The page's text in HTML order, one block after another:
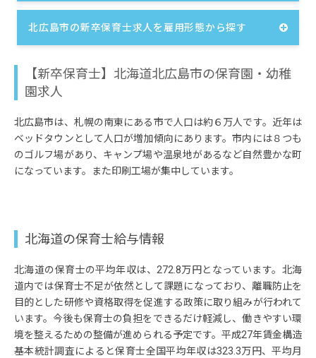
北広島市の新卒保育士求人を雇用形態から探す
【新卒保育士】北海道北広島市の保育園・幼稚
園求人
北広島市は、札幌の南東にある市で人口は約６万人です。近年は
ベッドタウンとして人口が増加傾向にあります。市内には８つも
のゴルフ場があり、キャンプ場や温泉地があるなど自然豊かな町
になっています。また印刷工場が集中しています。
北海道の保育士給与情報
北海道の保育士の平均年収は、272.8万円となっています。北海
道内では保育士不足が依然として課題になっており、離職防止を
目的とした研修や資格取得を促進する政策に取り組みが行われて
います。今後も保育士の負担をできるだけ軽減し、働きやすい環
境を整えるための整備が進められる予定です。平成27年賃金構造
基本統計調査によると保育士全国平均年収は323.3万円、平均月